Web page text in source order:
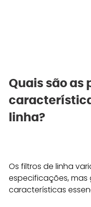
Quais são as
linha?
Os filtros de linha
especificações,
características